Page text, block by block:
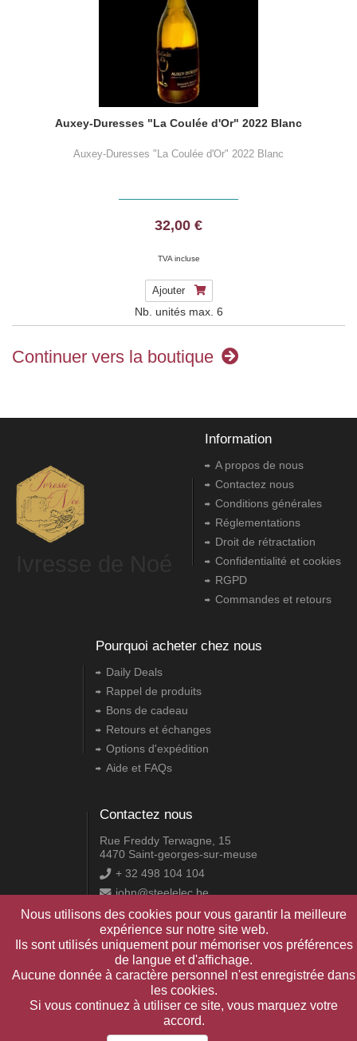
Nous utilisons des cookies pour vous garantir la meilleure
expérience sur notre site web.
Ils sont utilisés uniquement pour mémoriser vos préférences
de langue et d'affichage.
Aucune donnée à caractère personnel n'est enregistrée dans
les cookies.
Si vous continuez à utiliser ce site, vous marquez votre
accord.
Auxey-Duresses "La Coulée d'Or" 2022 Blanc
Auxey-Duresses "La Coulée d'Or" 2022 Blanc
32,00 €
TVA incluse
Ajouter
Nb. unités max. 6
Continuer vers la boutique
Information
A propos de nous
Contactez nous
Conditions générales
Réglementations
Droit de rétractation
Confidentialité et cookies
RGPD
Commandes et retours
Pourquoi acheter chez nous
Daily Deals
Rappel de produits
Bons de cadeau
Retours et échanges
Options d'expédition
Aide et FAQs
Contactez nous
Rue Freddy Terwagne, 15
4470 Saint-georges-sur-meuse
+ 32 498 104 104
john@steelelec.be
2.17.0.0
Copyright © 2009-2025 Daniel Pire Informatique srl